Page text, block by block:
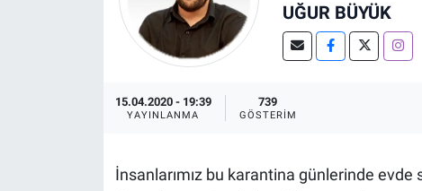
UĞUR BÜYÜK
15.04.2020 - 19:39
YAYINLANMA
739
GÖSTERIM
İnsanlarımız bu karantina günlerinde evde